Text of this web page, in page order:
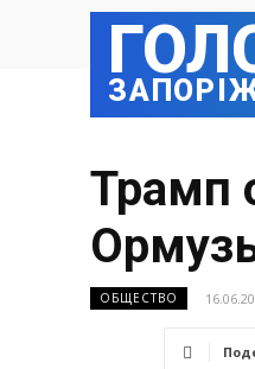
Трамп
ОБЩЕСТВО